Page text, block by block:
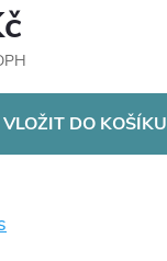
VLOŽIT DO KOŠÍKU